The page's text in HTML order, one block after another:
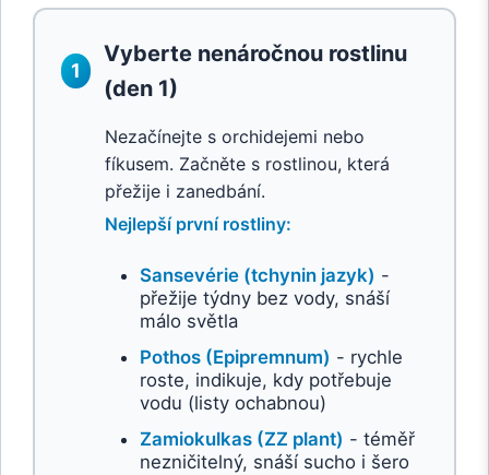
1
Vyberte nenáročnou rostlinu
(den 1)
Nezačínejte s orchidejemi nebo
fíkusem. Začněte s rostlinou, která
přežije i zanedbání.
Nejlepší první rostliny:
Sansevérie (tchynin jazyk) -
přežije týdny bez vody, snáší
málo světla
Pothos (Epipremnum) - rychle
roste, indikuje, kdy potřebuje
vodu (listy ochabnou)
Zamiokulkas (ZZ plant) - téměř
nezničitelný, snáší sucho i šero